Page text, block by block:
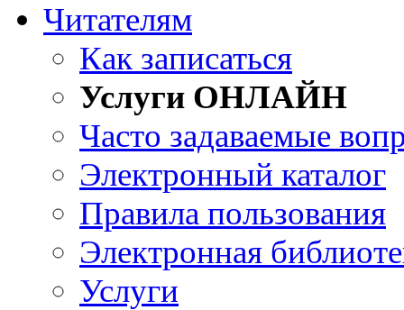
Читателям
Как записаться
Услуги ОНЛАЙН
Часто задаваемые
Электронный каталог
Правила пользования
Электронная
Услуги